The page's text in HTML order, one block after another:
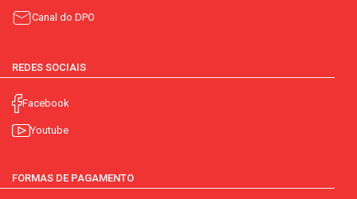
Canal do DPO
REDES SOCIAIS
Facebook
Youtube
FORMAS DE PAGAMENTO